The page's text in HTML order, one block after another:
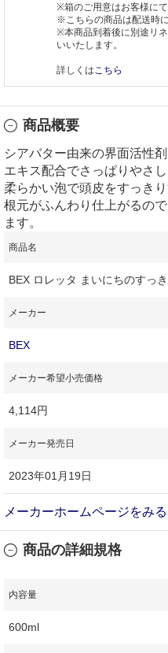
※箱のご用意はお客様にて
※こちらの商品は配送時
※本商品到着後に別途リ
いいたします。
詳しくは こちら
商品概要
シアバター由来の界面活性
エキス配合でさっぱりやさし
柔らかい泡で頭皮をすっきり
根元がふんわり仕上がるの
ます。
商品名
BEX ロレッタ まいにちのすっ
メーカー
BEX
メーカー希望小売価格
4,114円
メーカー発売日
2023年01月19日
メーカーホームページをみる
商品の詳細規格
内容量
600ml